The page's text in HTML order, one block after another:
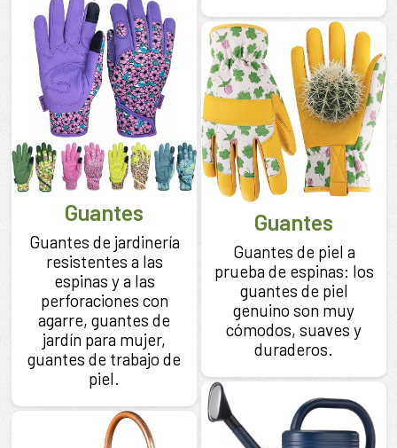
Guantes
Guantes de jardinería
resistentes a las
espinas y a las
perforaciones con
agarre, guantes de
jardín para mujer,
guantes de trabajo de
piel.
Guantes
Guantes de piel a
prueba de espinas: los
guantes de piel
genuino son muy
cómodos, suaves y
duraderos.